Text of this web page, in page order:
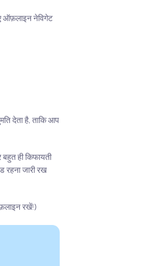
ऑफ़लाइन नेविगेट
देता है, ताकि आप
ही किफायती
जारी रख
रखें!)